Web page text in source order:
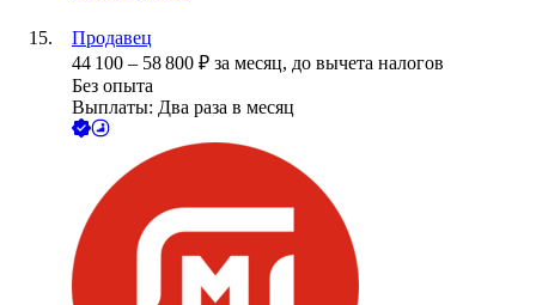
Продавец
44 100 – 58 800 ₽ за месяц, до вычета налогов
Без опыта
Выплаты: Два раза в месяц